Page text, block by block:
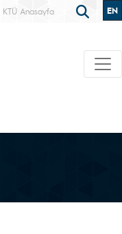
KTÜ Anasayfa EN